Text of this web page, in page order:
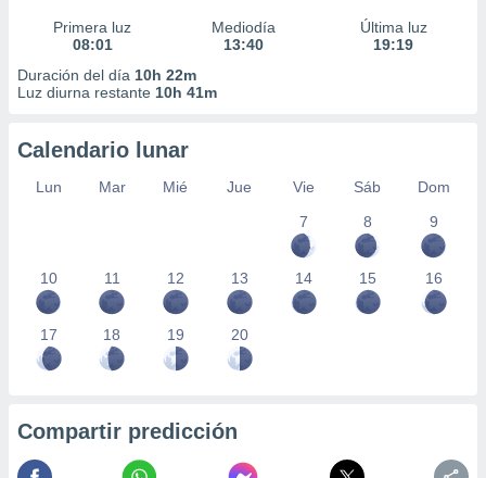
Primera luz
08:01
Mediodía
13:40
Última luz
19:19
Duración del día 10h 22m
Luz diurna restante 10h 41m
Calendario lunar
Lun Mar Mié Jue Vie Sáb
Dom
7
8 9
10 11 12 13 14 15 16
17 18 19 20
Compartir predicción